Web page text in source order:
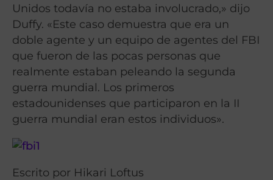
Unidos todavía no estaba involucrado,» dijo
Duffy. «Este caso demuestra que era un
doble agente y un equipo de agentes del FBI
que fueron de las pocas personas que
realmente estaban peleando la segunda
guerra mundial. Los primeros
estadounidenses que participaron en la II
guerra mundial eran estos individuos».
Escrito por Hikari Loftus